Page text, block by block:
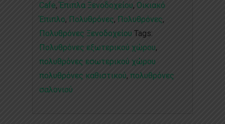
Cafe,Έπιπλα Ξενοδοχείου, Οικιακό
Έπιπλο, Πολυθρόνες, Πολυθρόνες,
Πολυθρόνες Ξενοδοχείου Tags:
Πολυθρόνες εξωτερικού χώρου,
πολυθρόνες εσωτερικού χώρου
πολυθρόνες καθιστικού, πολυθρόνες
σαλονιού